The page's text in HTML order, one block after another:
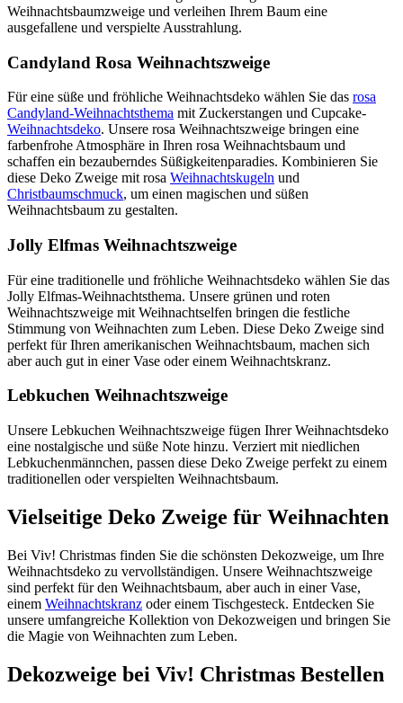
Weihnachtsbaumzweige und verleihen Ihrem Baum eine
ausgefallene und verspielte Ausstrahlung.
Candyland Rosa Weihnachtszweige
Für eine süße und fröhliche Weihnachtsdeko wählen Sie das rosa
Candyland-Weihnachtsthema mit Zuckerstangen und Cupcake-
Weihnachtsdeko. Unsere rosa Weihnachtszweige bringen eine
farbenfrohe Atmosphäre in Ihren rosa Weihnachtsbaum und
schaffen ein bezauberndes Süßigkeitenparadies. Kombinieren Sie
diese Deko Zweige mit rosa Weihnachtskugeln und
Christbaumschmuck, um einen magischen und süßen
Weihnachtsbaum zu gestalten.
Jolly Elfmas Weihnachtszweige
Für eine traditionelle und fröhliche Weihnachtsdeko wählen Sie das
Jolly Elfmas-Weihnachtsthema. Unsere grünen und roten
Weihnachtszweige mit Weihnachtselfen bringen die festliche
Stimmung von Weihnachten zum Leben. Diese Deko Zweige sind
perfekt für Ihren amerikanischen Weihnachtsbaum, machen sich
aber auch gut in einer Vase oder einem Weihnachtskranz.
Lebkuchen Weihnachtszweige
Unsere Lebkuchen Weihnachtszweige fügen Ihrer Weihnachtsdeko
eine nostalgische und süße Note hinzu. Verziert mit niedlichen
Lebkuchenmännchen, passen diese Deko Zweige perfekt zu einem
traditionellen oder verspielten Weihnachtsbaum.
Vielseitige Deko Zweige für Weihnachten
Bei Viv! Christmas finden Sie die schönsten Dekozweige, um Ihre
Weihnachtsdeko zu vervollständigen. Unsere Weihnachtszweige
sind perfekt für den Weihnachtsbaum, aber auch in einer Vase,
einem Weihnachtskranz oder einem Tischgesteck. Entdecken Sie
unsere umfangreiche Kollektion von Dekozweigen und bringen Sie
die Magie von Weihnachten zum Leben.
Dekozweige bei Viv! Christmas Bestellen